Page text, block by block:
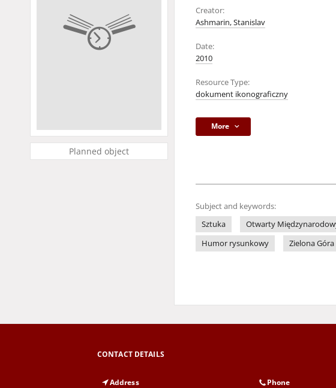
Planned object
Creator:
Ashmarin, Stanislav
Date:
2010
Resource Type:
dokument ikonograficzny
More
Subject and keywords:
Sztuka
Otwarty
Humor rysunkowy
Zielona Góra
CONTACT DETAILS
Address Phone